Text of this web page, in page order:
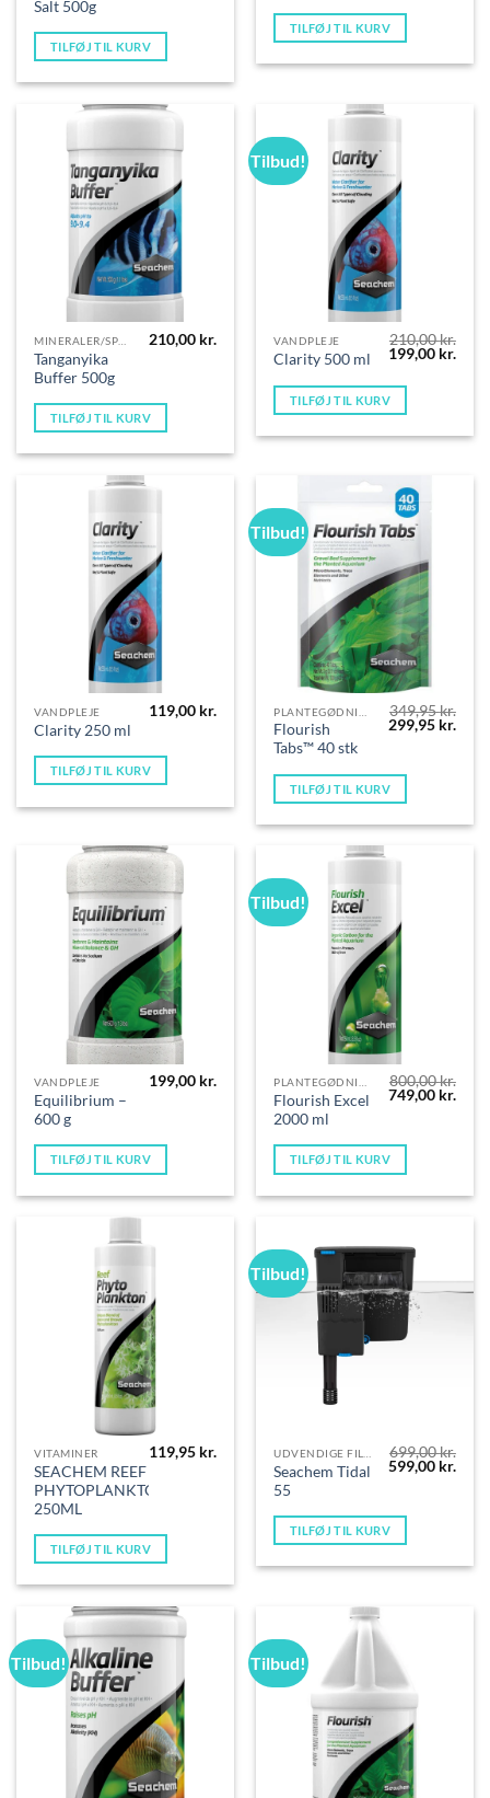
Salt 500g
TILFØJ TIL KURV
TILFØJ TIL KURV
Tanganyika
Buffer 500g
210,00 kr.
TILFØJ TIL KURV
Tilbud!
VANDPLEJE
Clarity 500 ml
210,00kr.
Den
oprindelige
var:
210,00 kr..
199,00 kr.
TILFØJ TIL KURV
VANDPLEJE
Clarity 250 ml
119,00 kr.
TILFØJ TIL KURV
Tilbud!
Flourish
Tabs™ 40 stk
349,95kr.
Den
oprindelige
349,95 kr..
299,95 kr.
TILFØJ TIL KURV
VANDPLEJE
Equilibrium –
600 g
199,00 kr.
TILFØJ TIL KURV
Tilbud!
PLANTEGØDNING
Flourish Excel
2000 ml
800,00kr.
Den
oprindelige
800,00 kr..
749,00 kr.Den
TILFØJ TIL KURV
VITAMINER
SEACHEM REEF
PHYTOPLANKTON
250ML
119,95 kr.
TILFØJ TIL KURV
Tilbud!
Seachem Tidal
55
699,00kr.
Den
oprindelige
699,00 kr..
599,00 kr.
TILFØJ TIL KURV
Tilbud! Tilbud!